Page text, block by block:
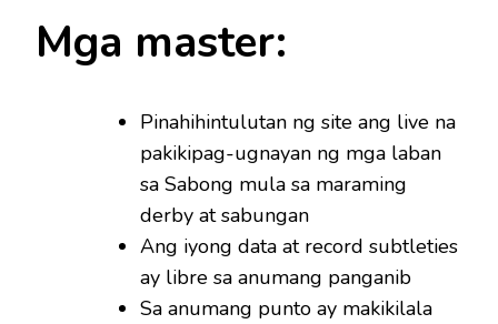
Mga master:
Pinahihintulutan ng site ang live na
pakikipag-ugnayan ng mga laban
sa Sabong mula sa maraming
derby at sabungan
Ang iyong data at record subtleties
ay libre sa anumang panganib
Sa anumang punto ay makikilala